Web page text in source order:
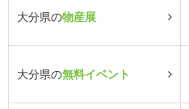
大分県の物産展
大分県の無料イベント